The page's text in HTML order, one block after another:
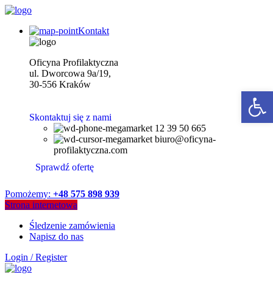
Kontakt
Oficyna Profilaktyczna
ul. Dworcowa 9a/19,
30-556 Kraków
Skontaktuj się z nami
12 39 50 665
biuro@oficyna-
profilaktyczna.com
Sprawdź ofertę
Pomożemy: +48 575 898 939
Strona internetowa
Śledzenie zamówienia
Napisz do nas
Login / Register